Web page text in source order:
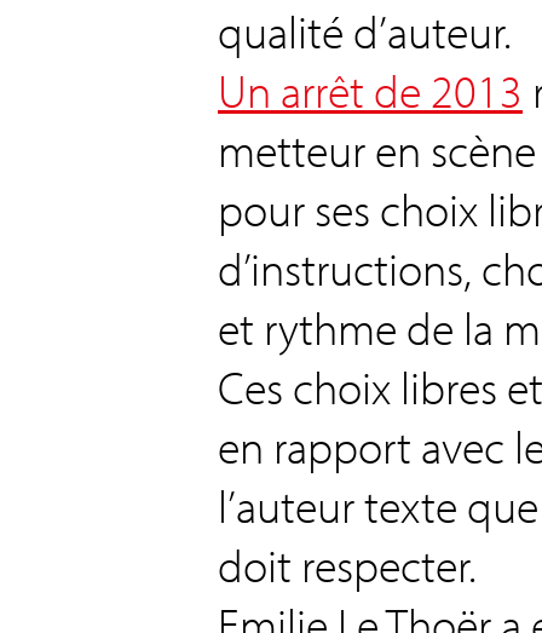
qualité d’auteur.
Un arrêt de 2013
metteur en
pour ses choix
d’instructions,
et rythme de la
Ces choix libres
en rapport avec
l’auteur texte
doit respecter.